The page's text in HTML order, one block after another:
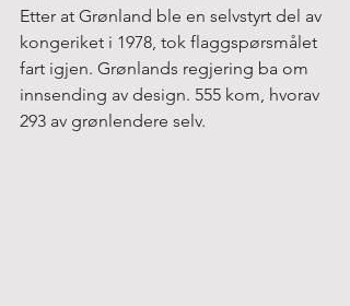
Etter at Grønland ble en selvstyrt del av
kongeriket i 1978, tok flaggspørsmålet
fart igjen. Grønlands regjering ba om
innsending av design. 555 kom, hvorav
293 av grønlendere selv.